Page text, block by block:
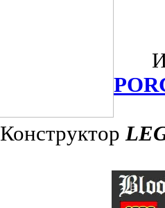
Из
Конструктор